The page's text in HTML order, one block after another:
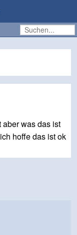
was das ist
hoffe das ist ok